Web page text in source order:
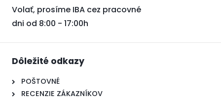
Volať, prosíme IBA cez pracovné
dni od 8:00 - 17:00h
Dôležité odkazy
POŠTOVNÉ
RECENZIE ZÁKAZNÍKOV